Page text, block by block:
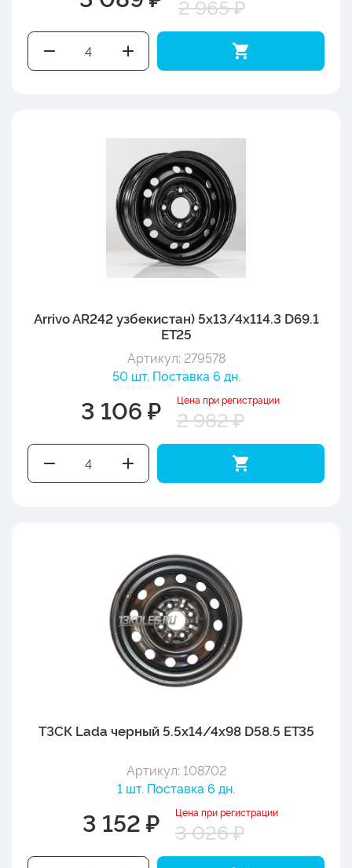
2 965 ₽
Arrivo AR242 узбекистан) 5x13/4x114.3 D69.1
ET25
Артикул: 279578
50 шт. Поставка 6 дн.
3 106 ₽ Цена при регистрации
2 982 ₽
ТЗСК Lada черный 5.5x14/4x98 D58.5 ET35
Артикул: 108702
1 шт. Поставка 6 дн.
3 152 ₽ Цена при регистрации
3 026 ₽